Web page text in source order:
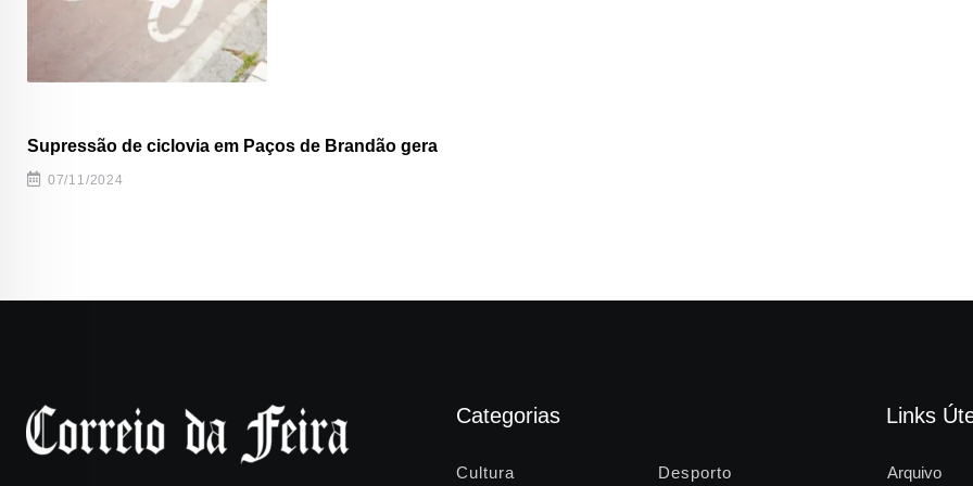
Supressão de ciclovia em Paços de Brandão gera
07/11/2024
Categorias
Cultura Desporto
Links
Arquivo